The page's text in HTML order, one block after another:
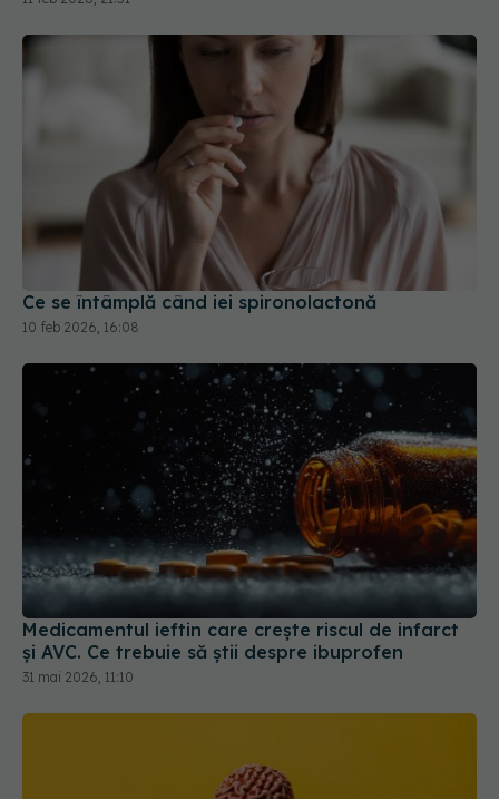
Ce se întâmplă când iei spironolactonă
10 feb 2026, 16:08
Medicamentul ieftin care crește riscul de infarct
și AVC. Ce trebuie să știi despre ibuprofen
31 mai 2026, 11:10